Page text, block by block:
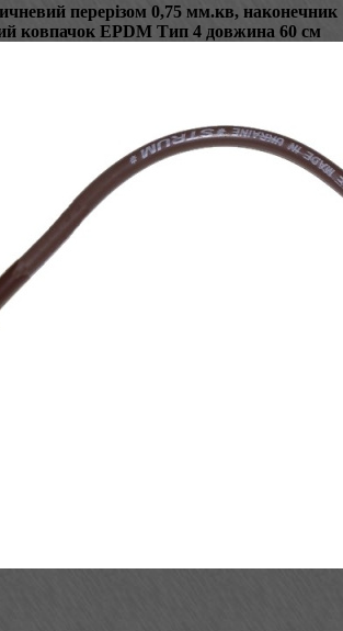
перерізом 0,75 мм.кв, наконечник
ковпачок EPDM Тип 4 довжина 60 см